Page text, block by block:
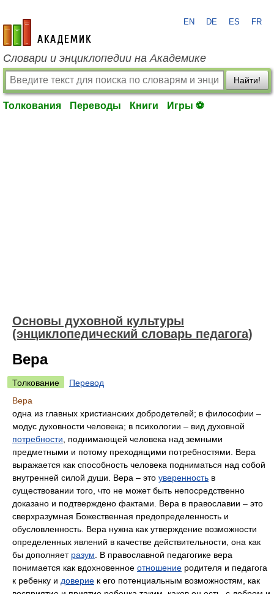
academic.ru
EN DE ES FR
Словари и энциклопедии на Академике
Найти!
Толкования Переводы Книги Игры ⚽
Основы духовной культуры
(энциклопедический словарь педагога)
Вера
Толкование
Перевод
Вера
одна из главных христианских добродетелей; в философии –
модус духовности человека; в психологии – вид духовной
потребности , поднимающей человека над земными
предметными и потому преходящими потребностями. Вера
выражается как способность человека подниматься над собой
внутренней силой души. Вера – это уверенность в
существовании того, что не может быть непосредственно
доказано и подтверждено фактами. Вера в православии – это
сверхразумная Божественная предопределенность и
обусловленность. Вера нужна как утверждение возможности
определенных явлений в качестве действительности, она как
бы дополняет разум . В православной педагогике вера
понимается как вдохновенное отношение родителя и педагога
к ребенку и доверие к его потенциальным возможностям, как